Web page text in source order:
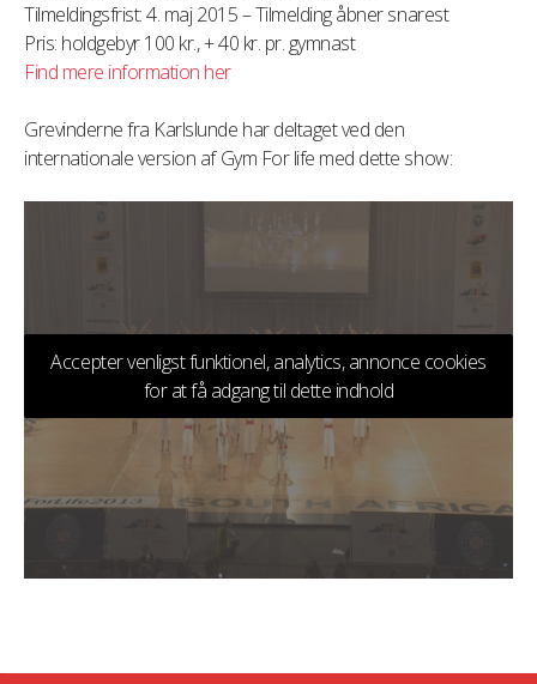
Tilmeldingsfrist: 4. maj 2015 – Tilmelding åbner snarest
Pris: holdgebyr 100 kr., + 40 kr. pr. gymnast
Find mere information her
Grevinderne fra Karlslunde har deltaget ved den
internationale version af Gym For life med dette show:
Accepter venligst funktionel, analytics, annonce cookies
for at få adgang til dette indhold